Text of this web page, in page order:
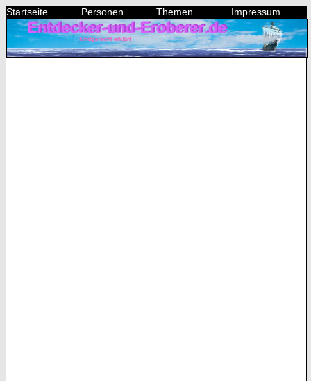
Startseite Personen Themen Impressum